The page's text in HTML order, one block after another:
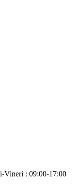
Vineri : 09:00-17:00